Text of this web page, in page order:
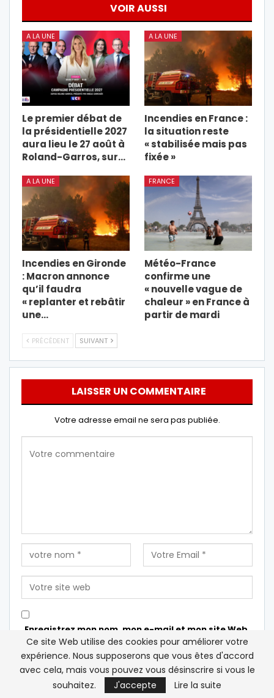
VOIR AUSSI
A LA UNE
Le premier débat de
la présidentielle 2027
aura lieu le 27 août à
Roland-Garros, sur…
A LA UNE
Incendies en France :
la situation reste
« stabilisée mais pas
fixée »
A LA UNE
Incendies en Gironde
: Macron annonce
qu’il faudra
« replanter et rebâtir
une…
FRANCE
Météo-France
confirme une
« nouvelle vague de
chaleur » en France à
partir de mardi
PRÉCÉDENT SUIVANT
LAISSER UN COMMENTAIRE
Votre adresse email ne sera pas publiée.
Enregistrez mon nom, mon e-mail et mon site Web
dans ce navigateur pour la prochaine fois que je
commenterai.
Ce site Web utilise des cookies pour améliorer votre
expérience. Nous supposerons que vous êtes d'accord
avec cela, mais vous pouvez vous désinscrire si vous le
souhaitez.
J'accepte Lire la suite